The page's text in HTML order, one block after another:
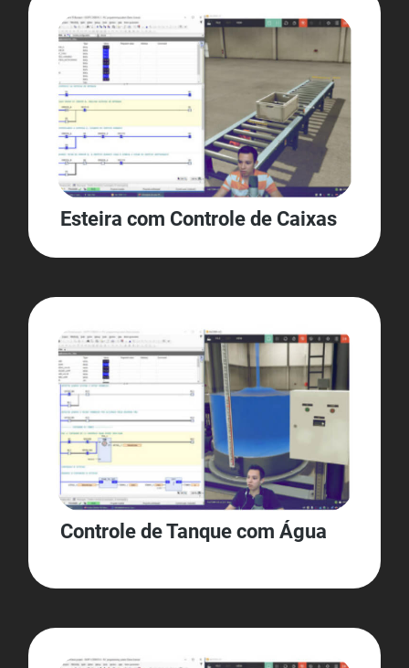
Esteira com Controle de Caixas
Controle de Tanque com Água